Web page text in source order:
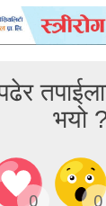
भयो
0 0